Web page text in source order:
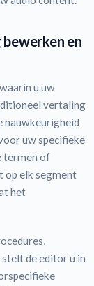
en
u uw
vertaling
nauwkeurigheid
uw specifieke
termen of
op elk segment
het
de editor u in